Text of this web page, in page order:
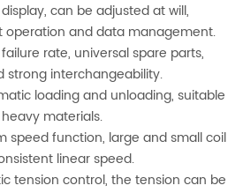
can be adjusted at will,
and data management.
rate, universal spare parts,
strong interchangeability.
loading and unloading, suitable
materials.
speed function, large and small coil
linear speed.
tension control, the tension can be